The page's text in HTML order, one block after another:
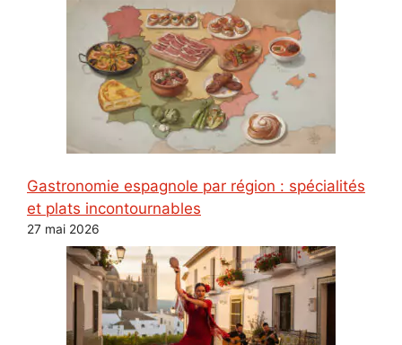
Gastronomie espagnole par région : spécialités
et plats incontournables
27 mai 2026